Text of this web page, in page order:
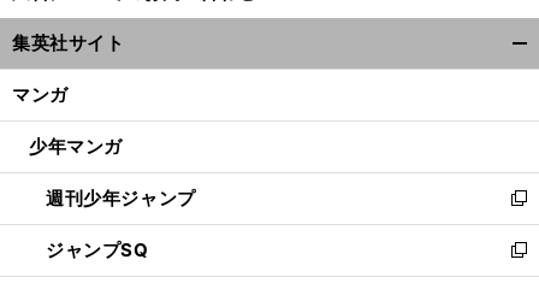
ウ
ィ
ン
ウ
開
く
集英社サイト
マンガ
少年マンガ
週刊少年ジャンプ
新
し
い
ウ
ジャンプSQ
新
し